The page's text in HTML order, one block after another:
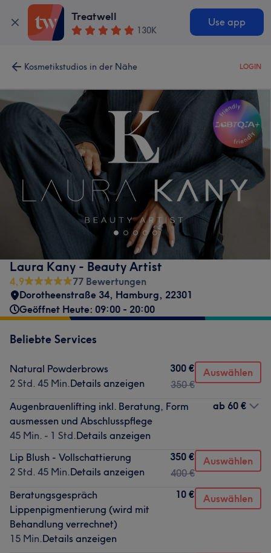
Treatwell
130K
Use app
Kosmetikstudios in der Nähe LOGIN
Laura Kany - Beauty Artist
4,9
77 Bewertungen
Dorotheenstraße 34, Hamburg, 22301
Geöffnet Heute: 09:00 - 20:00
Beliebte Services
Natural Powderbrows
2 Std. 45 Min.Details anzeigen
300 €
350 €
Auswählen
Augenbrauenlifting inkl. Beratung, Form
ausmessen und Abschlusspflege
45 Min. - 1 Std.Details anzeigen
ab 60 €
Lip Blush - Vollschattierung
2 Std. 45 Min.Details anzeigen
350 €
400 €
Auswählen
Beratungsgespräch
Lippenpigmentierung (wird mit
Behandlung verrechnet)
15 Min.Details anzeigen
10 € Auswählen